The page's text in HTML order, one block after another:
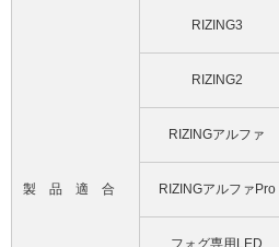
製品適合
RIZING3
RIZING2
RIZINGアルファ
RIZINGアルファPro
フォグ専用LED